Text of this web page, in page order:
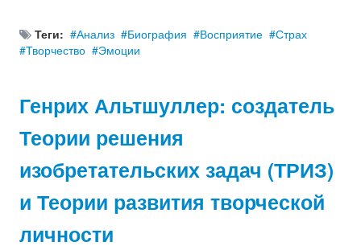
Теги: Анализ Биография Восприятие
Страх
Творчество
Эмоции
Генрих Альтшуллер: создатель
Теории решения
изобретательских задач (ТРИЗ)
и Теории развития творческой
личности